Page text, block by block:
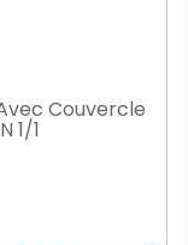
Couvercle
1/1